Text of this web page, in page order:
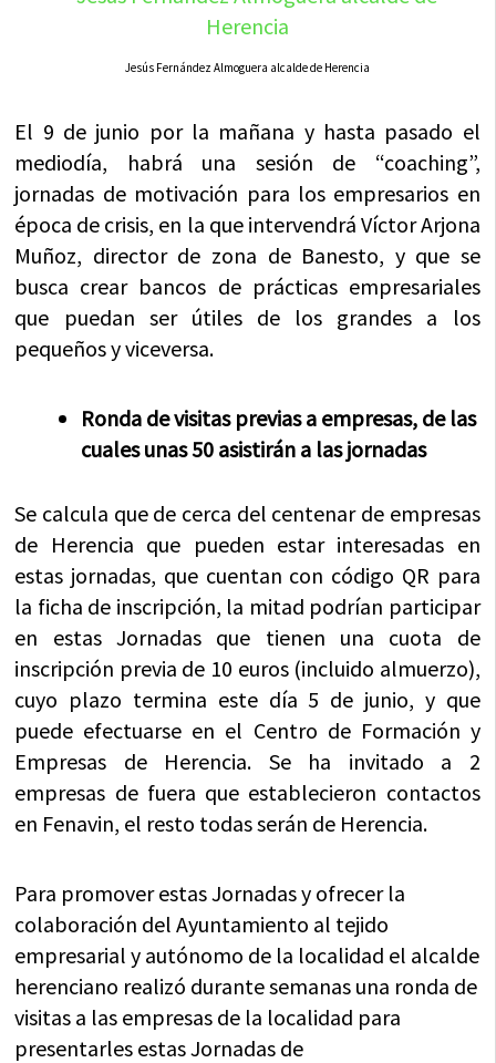
Jesús Fernández Almoguera alcalde de Herencia
El 9 de junio por la mañana y hasta pasado el
mediodía, habrá una sesión de “coaching”,
jornadas de motivación para los empresarios en
época de crisis, en la que intervendrá Víctor Arjona
Muñoz, director de zona de Banesto, y que se
busca crear bancos de prácticas empresariales
que puedan ser útiles de los grandes a los
pequeños y viceversa.
Ronda de visitas previas a empresas, de las
cuales unas 50 asistirán a las jornadas
Se calcula que de cerca del centenar de empresas
de Herencia que pueden estar interesadas en
estas jornadas, que cuentan con código QR para
la ficha de inscripción, la mitad podrían participar
en estas Jornadas que tienen una cuota de
inscripción previa de 10 euros (incluido almuerzo),
cuyo plazo termina este día 5 de junio, y que
puede efectuarse en el Centro de Formación y
Empresas de Herencia. Se ha invitado a 2
empresas de fuera que establecieron contactos
en Fenavin, el resto todas serán de Herencia.
Para promover estas Jornadas y ofrecer la
colaboración del Ayuntamiento al tejido
empresarial y autónomo de la localidad el alcalde
herenciano realizó durante semanas una ronda de
visitas a las empresas de la localidad para
presentarles estas Jornadas de